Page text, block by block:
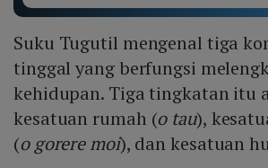
Suku Tugutil mengenal tiga
tinggal yang berfungsi
kehidupan. Tiga tingkatan itu
kesatuan rumah (o tau),
(o gorere moi), dan kesatuan